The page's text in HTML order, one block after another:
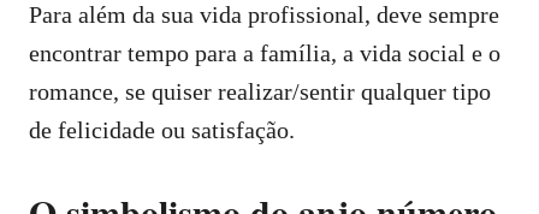
Para além da sua vida profissional, deve sempre
encontrar tempo para a família, a vida social e o
romance, se quiser realizar/sentir qualquer tipo
de felicidade ou satisfação.